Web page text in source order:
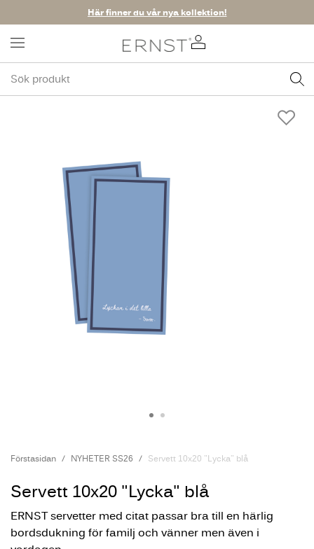
Här finner du vår nya kollektion!
Förstasidan NYHETER SS26 Servett 10x20 "Lycka" blå
Servett 10x20 "Lycka" blå
ERNST servetter med citat passar bra till en härlig
bordsdukning för familj och vänner men även i